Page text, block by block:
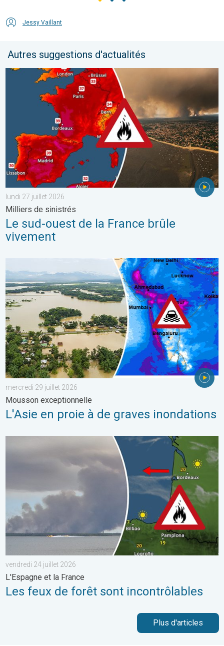
Jessy Vaillant
Autres suggestions d'actualités
Le sud-ouest de la France brûle vivement. Milliers de sinistrés.
lundi 27 juillet 2026
Milliers de sinistrés
Le sud-ouest de la France brûle
vivement
L'Asie en proie à de graves inondations. Mousson
mercredi 29 juillet 2026
Mousson exceptionnelle
L'Asie en proie à de graves inondations
Les feux de forêt sont incontrôlables. L'Espagne et la France.
vendredi 24 juillet 2026
L'Espagne et la France
Les feux de forêt sont incontrôlables
Plus d'articles